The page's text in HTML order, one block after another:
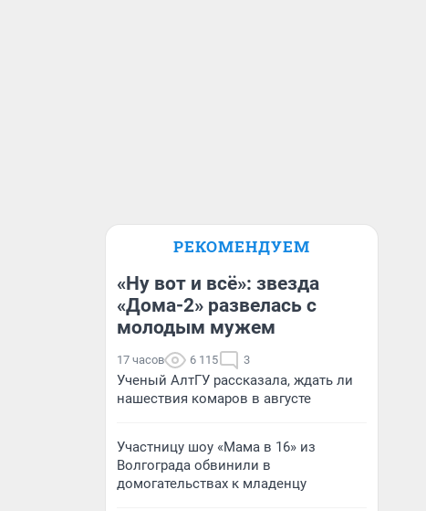
РЕКОМЕНДУЕМ
«Ну вот и всё»: звезда
«Дома-2» развелась с
молодым мужем
17 часов 6 115 3
Ученый АлтГУ рассказала, ждать ли
нашествия комаров в августе
Участницу шоу «Мама в 16» из
Волгограда обвинили в
домогательствах к младенцу